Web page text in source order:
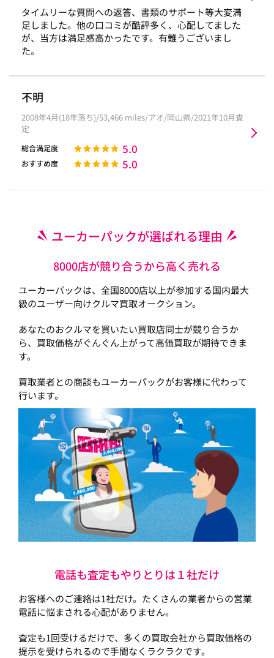
タイムリーな質問への返答、書類のサポート等大変満
足しました。他の口コミが酷評多く、心配してました
が、当方は満足感高かったです。有難うございまし
た。
不明
2008年4月(18年落ち)/53,466 miles/アオ/岡山県/2021年10月査
定
総合満足度 5.0
おすすめ度 5.0
ユーカーパックが選ばれる理由
8000店が競り合うから高く売れる
ユーカーパックは、全国8000店以上が参加する国内最大
級のユーザー向けクルマ買取オークション。
あなたのおクルマを買いたい買取店同士が競り合うか
ら、買取価格がぐんぐん上がって高価買取が期待できま
す。
買取業者との商談もユーカーパックがお客様に代わって
行います。
電話も査定もやりとりは１社だけ
お客様へのご連絡は1社だけ。たくさんの業者からの営業
電話に悩まされる心配がありません。
査定も1回受けるだけで、多くの買取会社から買取価格の
提示を受けられるので手間なくラクラクです。